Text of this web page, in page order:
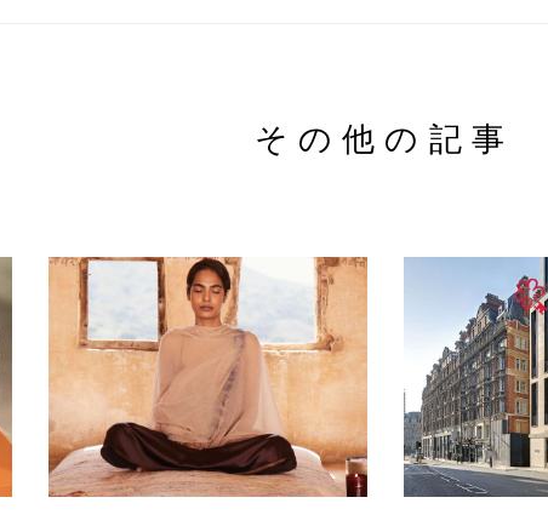
その他の記事